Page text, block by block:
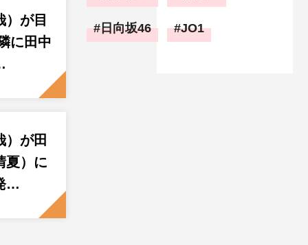
）が目
に田中
）が田
夏）に
…
日向坂46 JO1